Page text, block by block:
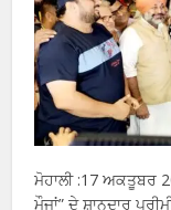
ਮੋਹਾਲੀ :17 ਅਕਤੂਬਰ
ਮੌਜਾਂ” ਦੇ ਸ਼ਾਨਦਾਰ